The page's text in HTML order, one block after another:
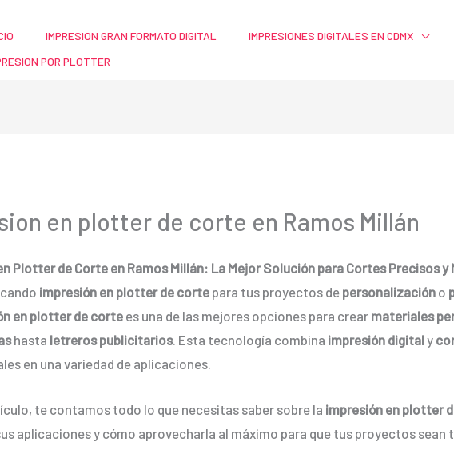
IMPRESION GRAN FORMATO DIGITAL IMPRESIONES DIGITALES EN CDMX
POR PLOTTER
en plotter de corte en Ramos Millán
Plotter de Corte en Ramos Millán: La Mejor Solución para Cortes Precisos
impresión en plotter de corte para tus proyectos de personalización o
en plotter de corte es una de las mejores opciones para crear materiales
hasta letreros publicitarios. Esta tecnología combina impresión digitaly
en una variedad de aplicaciones.
te contamos todo lo que necesitas saber sobre la impresión en plotter
aplicaciones y cómo aprovecharla al máximo para que tus proyectos sean